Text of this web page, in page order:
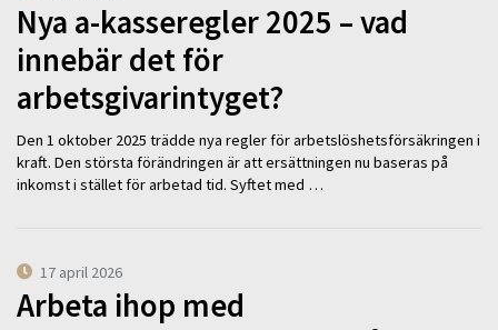
Nya a-kasseregler 2025 – vad
innebär det för
arbetsgivarintyget?
Den 1 oktober 2025 trädde nya regler för arbetslöshetsförsäkringen i
kraft. Den största förändringen är att ersättningen nu baseras på
inkomst i stället för arbetad tid. Syftet med …
17 april 2026
Arbeta ihop med